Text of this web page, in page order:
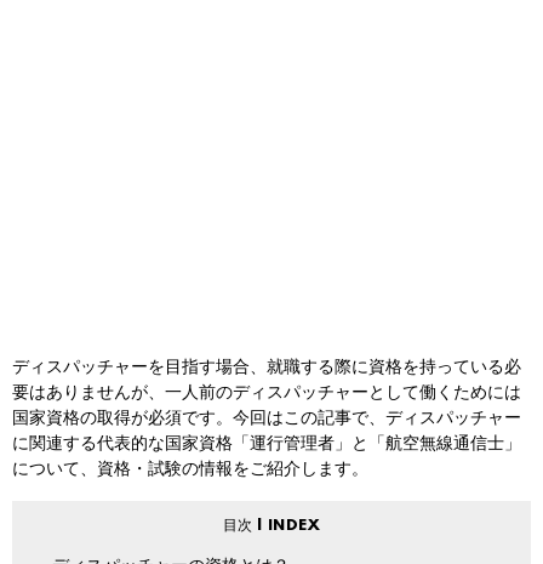
ディスパッチャーを目指す場合、就職する際に資格を持っている必
要はありませんが、一人前のディスパッチャーとして働くためには
国家資格の取得が必須です。今回はこの記事で、ディスパッチャー
に関連する代表的な国家資格「運行管理者」と「航空無線通信士」
について、資格・試験の情報をご紹介します。